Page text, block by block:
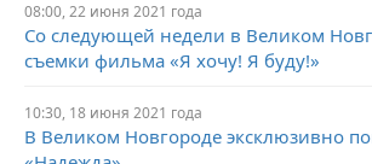
08:00, 22 июня 2021 года
Со следующей недели в Великом
съемки фильма «Я хочу! Я буду!»
10:30, 18 июня 2021 года
В Великом Новгороде эксклюзивно